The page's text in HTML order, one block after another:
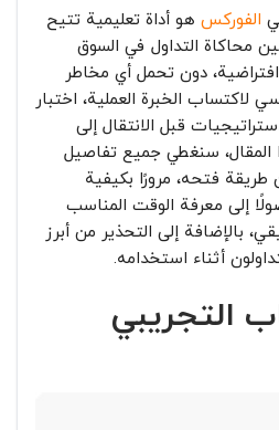
الفوركس هو أداة تعليمية تتيح
محاكاة التداول في السوق
دون تحمل أي مخاطر
الخبرة العملية، اختبار
قبل الانتقال إلى
سنغطي جميع تفاصيل
طريقة فتحه، مرورًا بكيفية
إلى معرفة الوقت المناسب
بالإضافة إلى التحذير من أبرز
أثناء استخدامه.
التجريبي